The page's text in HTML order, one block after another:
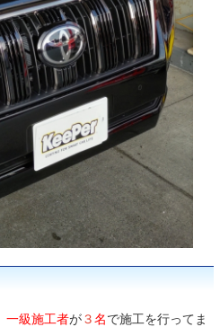
一級施工者が３名で施工を行ってま